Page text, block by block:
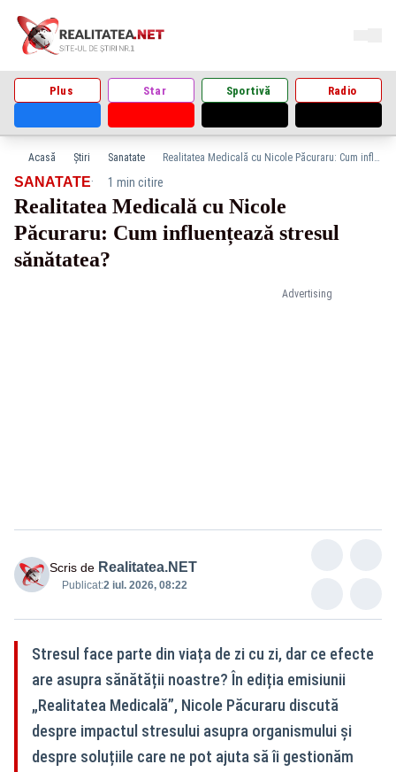
Plus Star Sportivă Radio
Acasă Știri Sanatate Realitatea Medicală cu Nicole Păcuraru: Cum influențează stresul sănătatea?
Advertising
SANATATE· 1 min citire
Realitatea Medicală cu Nicole
Păcuraru: Cum influențează stresul
sănătatea?
Scris de Realitatea.NET
Publicat:2 iul. 2026, 08:22
Stresul face parte din viața de zi cu zi, dar ce efecte
are asupra sănătății noastre? În ediția emisiunii
„Realitatea Medicală”, Nicole Păcuraru discută
despre impactul stresului asupra organismului și
despre soluțiile care ne pot ajuta să îi gestionăm